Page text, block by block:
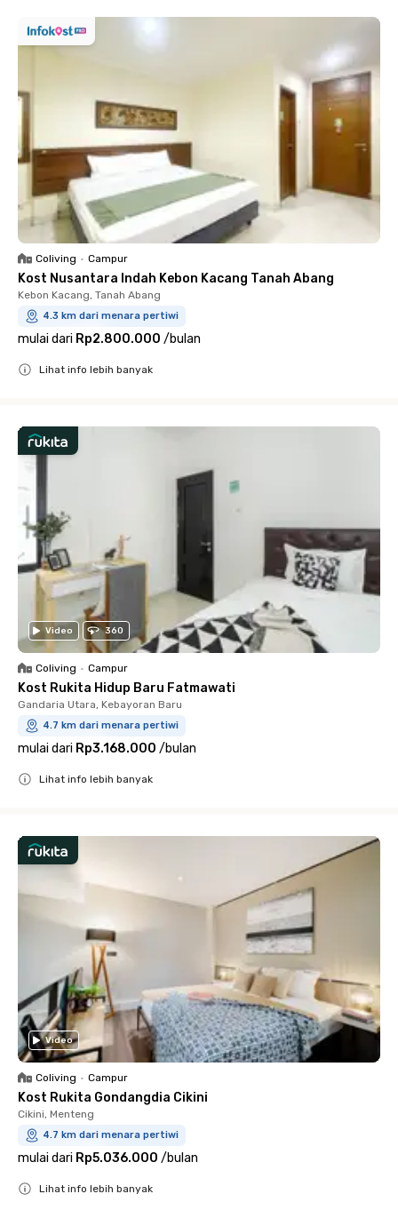
Coliving • Campur
Kost Nusantara Indah Kebon Kacang Tanah Abang
Kebon Kacang, Tanah Abang
4.3 km dari menara pertiwi
mulai dari Rp2.800.000 /bulan
Lihat info lebih banyak
Video 360
Coliving • Campur
Kost Rukita Hidup Baru Fatmawati
Gandaria Utara, Kebayoran Baru
4.7 km dari menara pertiwi
mulai dari Rp3.168.000 /bulan
Lihat info lebih banyak
Video
Coliving • Campur
Kost Rukita Gondangdia Cikini
Cikini, Menteng
4.7 km dari menara pertiwi
mulai dari Rp5.036.000 /bulan
Lihat info lebih banyak